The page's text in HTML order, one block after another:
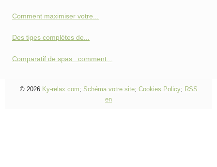
Comment maximiser votre...
Des tiges complètes de...
Comparatif de spas : comment...
© 2026 Ky-relax.com; Schéma votre site; Cookies Policy; RSS
en